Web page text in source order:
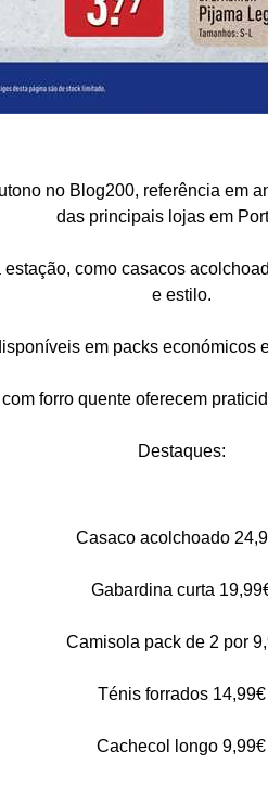
no Blog200, referência em
das principais lojas em
como casacos
e estilo.
em packs económicos
forro quente oferecem
Destaques:
Casaco acolchoado
Gabardina curta
Camisola pack de 2 por
Ténis forrados 14,99€
Cachecol longo 9,99€